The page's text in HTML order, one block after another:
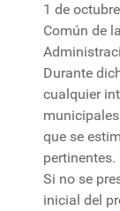
1 de
Común de
Durante
cualquier
que se
pertinentes.
Si no se
inicial del